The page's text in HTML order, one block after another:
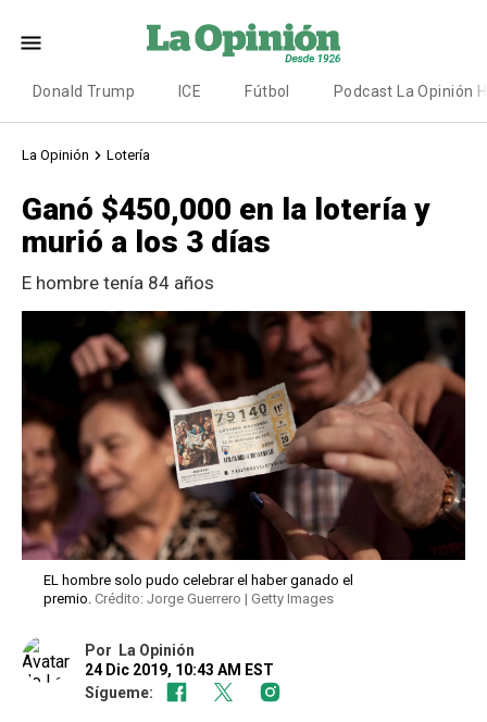
Donald Trump ICE Fútbol Podcast La Opinión
La Opinión Lotería
Ganó $450,000 en la lotería y
murió a los 3 días
E hombre tenía 84 años
EL hombre solo pudo celebrar el haber ganado el
premio. Crédito: Jorge Guerrero | Getty Images
Por
La Opinión
24 Dic 2019, 10:43 AM EST
Sígueme: